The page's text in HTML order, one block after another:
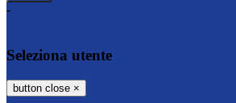
-
Seleziona utente
button close ×